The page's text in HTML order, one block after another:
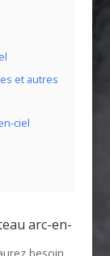
et autres
ciel
arc-en-